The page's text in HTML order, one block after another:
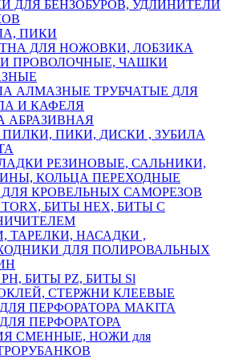
ДЛЯ БЕНЗОБУРОВ, УДЛИНИТЕЛИ
ПИКИ
ДЛЯ НОЖОВКИ, ЛОБЗИКА
ПРОВОЛОЧНЫЕ, ЧАШКИ
АЛМАЗНЫЕ ТРУБЧАТЫЕ ДЛЯ
И КАФЕЛЯ
АБРАЗИВНАЯ
ПИЛКИ, ПИКИ, ДИСКИ , ЗУБИЛА
РЕЗИНОВЫЕ, САЛЬНИКИ,
КОЛЬЦА ПЕРЕХОДНЫЕ
КРОВЕЛЬНЫХ САМОРЕЗОВ
БИТЫ НЕХ, БИТЫ С
ТАРЕЛКИ, НАСАДКИ ,
ДЛЯ ПОЛИРОВАЛЬНЫХ
БИТЫ PZ, БИТЫ Sl
СТЕРЖНИ КЛЕЕВЫЕ
ПЕРФОРАТОРА MAKITA
ПЕРФОРАТОРА
СМЕННЫЕ, НОЖИ для